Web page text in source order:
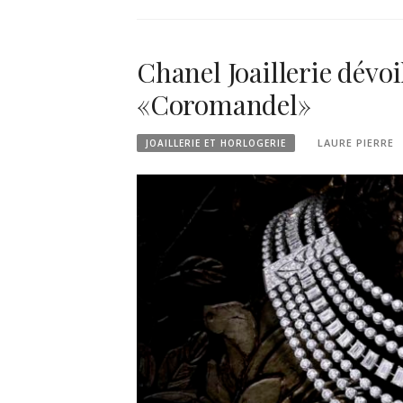
Chanel Joaillerie
«Coromandel»
JOAILLERIE ET HORLOGERIE LAURE PIERRE